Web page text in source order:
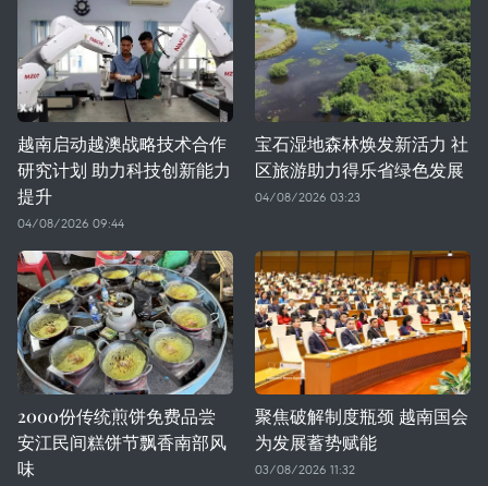
越南启动越澳战略技术合作
研究计划 助力科技创新能力
提升
04/08/2026 09:44
宝石湿地森林焕发新活力 社
区旅游助力得乐省绿色发展
04/08/2026 03:23
2000份传统煎饼免费品尝
安江民间糕饼节飘香南部风
味
聚焦破解制度瓶颈 越南国会
为发展蓄势赋能
03/08/2026 11:32